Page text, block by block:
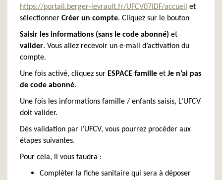
https://portail.berger-levrault.fr/UFCV07IDF/accueil et
sélectionner Créer un compte. Cliquez sur le bouton
Saisir les informations (sans le code abonné) et
valider. Vous allez recevoir un e-mail d’activation du
compte.
Une fois activé, cliquez sur ESPACE famille et Je n’ai pas
de code abonné.
Une fois les informations famille / enfants saisis, L’UFCV
doit valider.
Dès validation par l’UFCV, vous pourrez procéder aux
étapes suivantes.
Pour cela, il vous faudra :
Compléter la fiche sanitaire qui sera à déposer